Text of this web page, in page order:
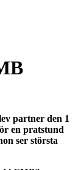
partner den 1
en pratstund
ser största